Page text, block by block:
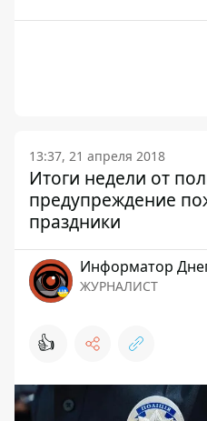
13:37, 21 апреля 2018
Итоги недели от
предупреждение
праздники
Информатор
ЖУРНАЛИСТ
👍